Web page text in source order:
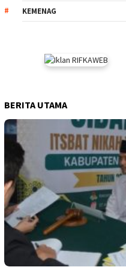
KEMENAG
BERITA UTAMA